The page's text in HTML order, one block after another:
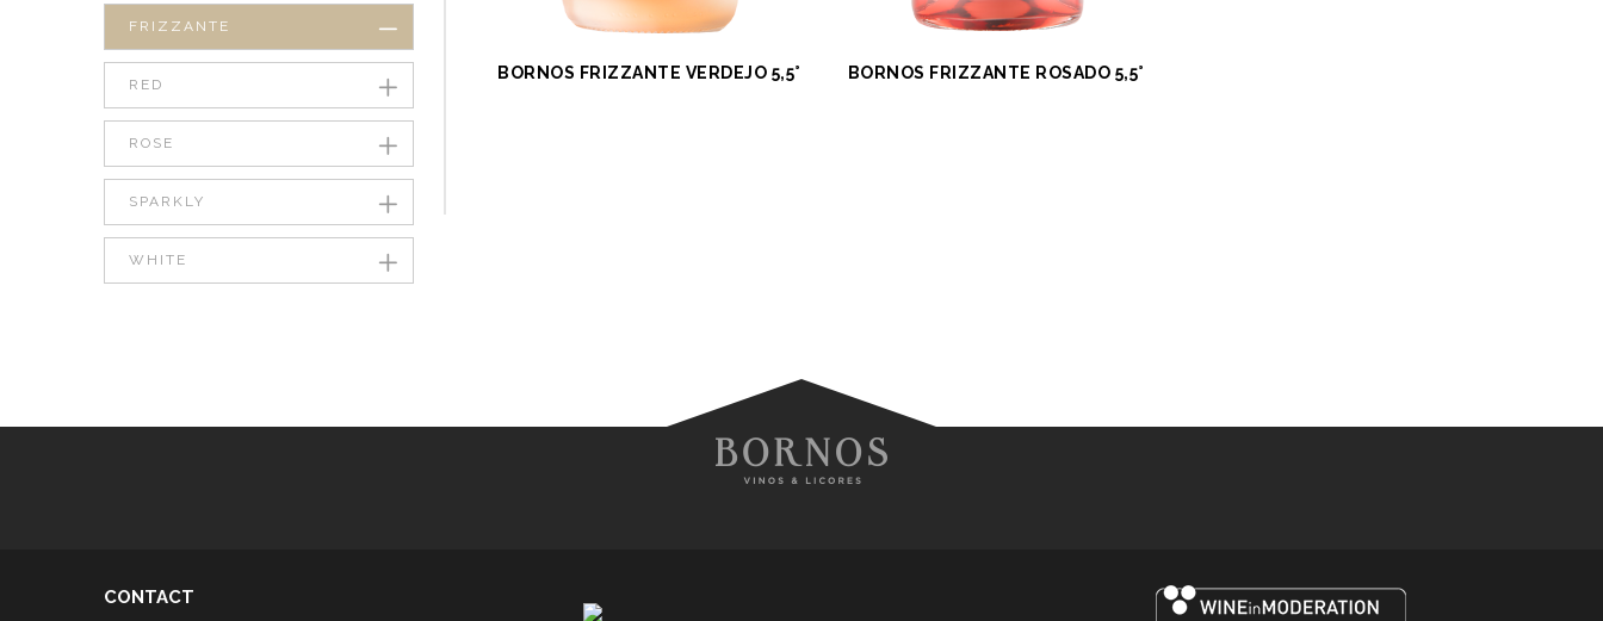
BORNOS FRIZZANTE VERDEJO 5,5° BORNOS FRIZZANTE ROSADO 5,5°
FRIZZANTE
RED
ROSE
SPARKLY
WHITE
CONTACT